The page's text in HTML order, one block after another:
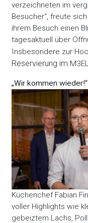
verzeichneten im
Besucher“, freute
ihrem Besuch einen
tagesaktuell über
Insbesondere zur
Reservierung im
„Wir kommen wieder!“
Küchenchef Fabian
voller Highlights wie
gebeiztem Lachs,